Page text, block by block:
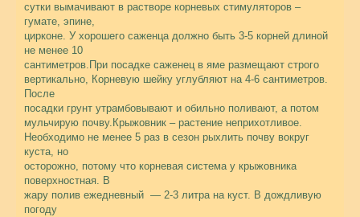
сутки вымачивают в растворе корневых стимуляторов –
гумате, эпине,
цирконе. У хорошего саженца должно быть 3-5 корней длиной
не менее 10
сантиметров.При посадке саженец в яме размещают строго
вертикально, Корневую шейку углубляют на 4-6 сантиметров.
После
посадки грунт утрамбовывают и обильно поливают, а потом
мульчирую почву.Крыжовник – растение неприхотливое.
Необходимо не менее 5 раз в сезон рыхлить почву вокруг
куста, но
осторожно, потому что корневая система у крыжовника
поверхностная. В
жару полив ежедневный — 2-3 литра на куст. В дождливую
погоду